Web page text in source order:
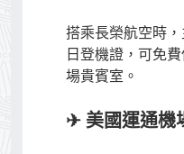
搭乘長榮航空時
日登機證，可免
場貴賓室。
✈ 美國運通機